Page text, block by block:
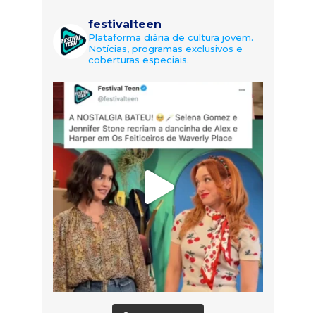
festivalteen
Plataforma diária de cultura jovem.
Notícias, programas exclusivos e
coberturas especiais.